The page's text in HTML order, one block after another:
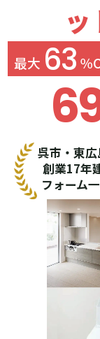
最大 63 ％
呉市・東
創業17年
フォーム